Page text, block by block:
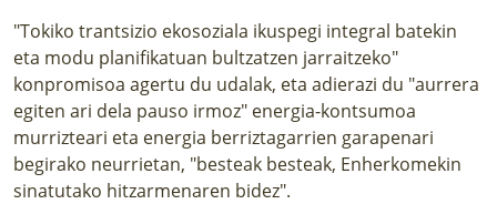
"Tokiko trantsizio ekosoziala ikuspegi integral batekin
eta modu planifikatuan bultzatzen jarraitzeko"
konpromisoa agertu du udalak, eta adierazi du "aurrera
egiten ari dela pauso irmoz" energia-kontsumoa
murrizteari eta energia berriztagarrien garapenari
begirako neurrietan, "besteak besteak, Enherkomekin
sinatutako hitzarmenaren bidez".